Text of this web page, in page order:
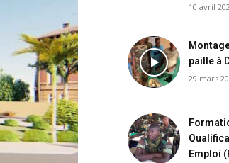
10 avril
paille à
29 mars
Emploi